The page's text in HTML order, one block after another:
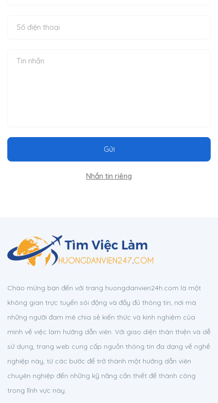
Gửi
Nhắn tin riêng
Chào mừng bạn đến với trang huongdanvien24h.com là một
không gian trực tuyến sôi động và đầy đủ thông tin, nơi mà
những người đam mê chia sẻ kiến thức và kinh nghiệm của
mình về việc làm hướng dẫn viên. Với giao diện thân thiện và dễ
sử dụng, trang web cung cấp nguồn thông tin đa dạng về nghề
nghiệp này, từ các bước để trở thành một hướng dẫn viên
chuyên nghiệp đến những kỹ năng cần thiết để thành công
trong lĩnh vực này.